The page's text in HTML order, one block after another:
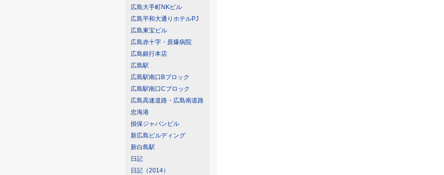
広島大手町NKビル
広島平和大通りホテルPJ
広島東宝ビル
広島赤十字・原爆病院
広島銀行本店
広島駅
広島駅南口Bブロック
広島駅南口Cブロック
広島高速道路・広島南道路
忠海港
損保ジャパンビル
新広島ビルディング
新白島駅
日記
日記（2014）